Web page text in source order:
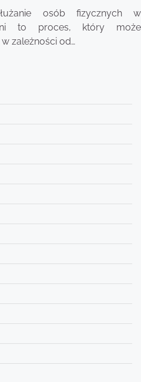
osób fizycznych w
to proces, który może
zależności od…